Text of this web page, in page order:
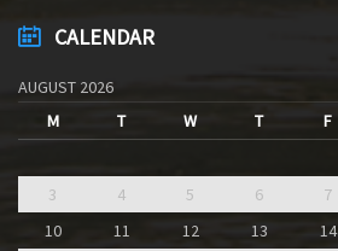
CALENDAR
AUGUST 2026
M
T W T F
3
4 5 6 7
10
11 12 13 14